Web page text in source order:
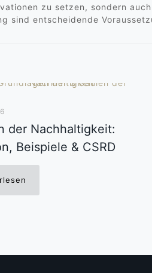
zu setzen, sondern
entscheidende
der Nachhaltigkeit:
Beispiele & CSRD